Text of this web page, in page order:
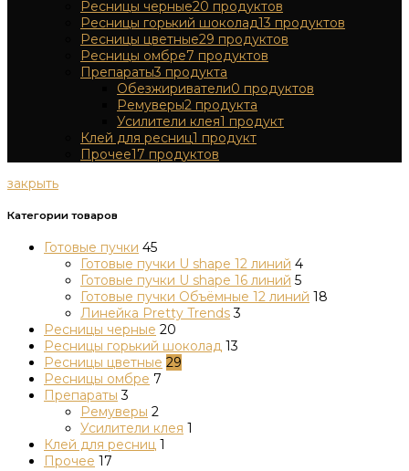
Ресницы черные20 продуктов
Ресницы горький шоколад13 продуктов
Ресницы цветные29 продуктов
Ресницы омбре7 продуктов
Препараты3 продукта
Обезжириватели0 продуктов
Ремуверы2 продукта
Усилители клея1 продукт
Клей для ресниц1 продукт
Прочее17 продуктов
закрыть
Категории товаров
Готовые пучки 45
Готовые пучки U shape 12 линий 4
Готовые пучки U shape 16 линий 5
Готовые пучки Объёмные 12 линий 18
Линейка Pretty Trends 3
Ресницы черные 20
Ресницы горький шоколад 13
Ресницы цветные 29
Ресницы омбре 7
Препараты 3
Ремуверы 2
Усилители клея 1
Клей для ресниц 1
Прочее 17